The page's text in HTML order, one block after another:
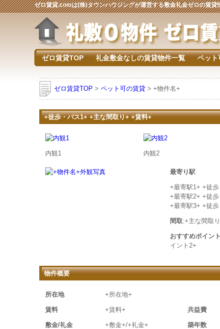
ゼロ賃貸.comは(株)タウンハウジングが運営する敷金礼金ゼロの賃貸
ゼロ賃貸TOP 礼金敷金なしの賃貸物件一覧 ペット
ゼロ賃貸TOP > ペット可の賃貸 > +物件名+
+徒歩・バス1+ +主な間取り+ +賃料+
内観1 内観2
最寄り駅
+最寄駅1+ +徒
+最寄駅2+ +徒
+最寄駅3+ +徒
間取:+主な間取
おすすめポイン
イント2+
物件概要
所在地 +所在地+
賃料 +賃料+ 共益費
敷金/礼金 +敷金+/+礼金+ 築年数